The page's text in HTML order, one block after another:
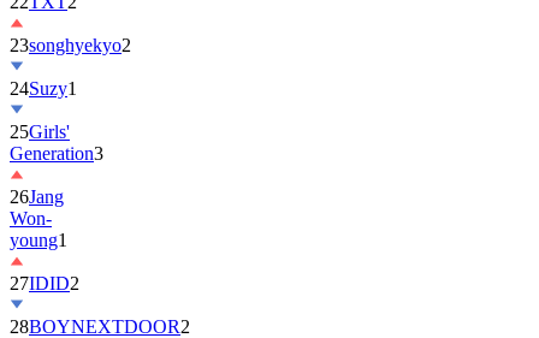
23songhyekyo2
24Suzy1
25Girls'
Generation3
26Jang
Won-
young1
27IDID2
28BOYNEXTDOOR2